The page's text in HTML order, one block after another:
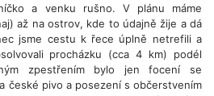
a venku rušno. V plánu máme
až na ostrov, kde to údajně žije a dá
jsme cestu k řece úplně netrefili a
procházku (cca 4 km) podél
zpestřením bylo jen focení se
české pivo a posezení s občerstvením